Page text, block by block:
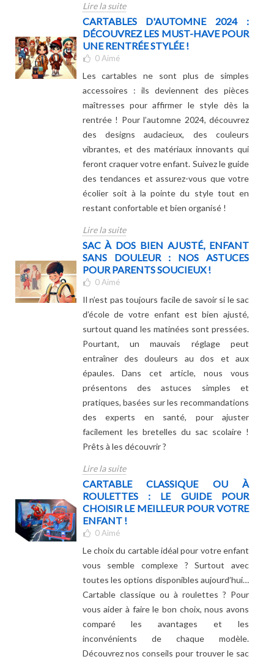
Lire la suite
CARTABLES D'AUTOMNE 2024 :
DÉCOUVREZ LES MUST-HAVE POUR
UNE RENTRÉE STYLÉE !
0 Aimé
Les cartables ne sont plus de simples
accessoires : ils deviennent des pièces
maîtresses pour affirmer le style dès la
rentrée ! Pour l’automne 2024, découvrez
des designs audacieux, des couleurs
vibrantes, et des matériaux innovants qui
feront craquer votre enfant. Suivez le guide
des tendances et assurez-vous que votre
écolier soit à la pointe du style tout en
restant confortable et bien organisé !
Lire la suite
SAC À DOS BIEN AJUSTÉ, ENFANT
SANS DOULEUR : NOS ASTUCES
POUR PARENTS SOUCIEUX !
0 Aimé
Il n’est pas toujours facile de savoir si le sac
d’école de votre enfant est bien ajusté,
surtout quand les matinées sont pressées.
Pourtant, un mauvais réglage peut
entraîner des douleurs au dos et aux
épaules. Dans cet article, nous vous
présentons des astuces simples et
pratiques, basées sur les recommandations
des experts en santé, pour ajuster
facilement les bretelles du sac scolaire !
Prêts à les découvrir ?
Lire la suite
CARTABLE CLASSIQUE OU À
ROULETTES : LE GUIDE POUR
CHOISIR LE MEILLEUR POUR VOTRE
ENFANT !
0 Aimé
Le choix du cartable idéal pour votre enfant
vous semble complexe ? Surtout avec
toutes les options disponibles aujourd’hui…
Cartable classique ou à roulettes ? Pour
vous aider à faire le bon choix, nous avons
comparé les avantages et les
inconvénients de chaque modèle.
Découvrez nos conseils pour trouver le sac